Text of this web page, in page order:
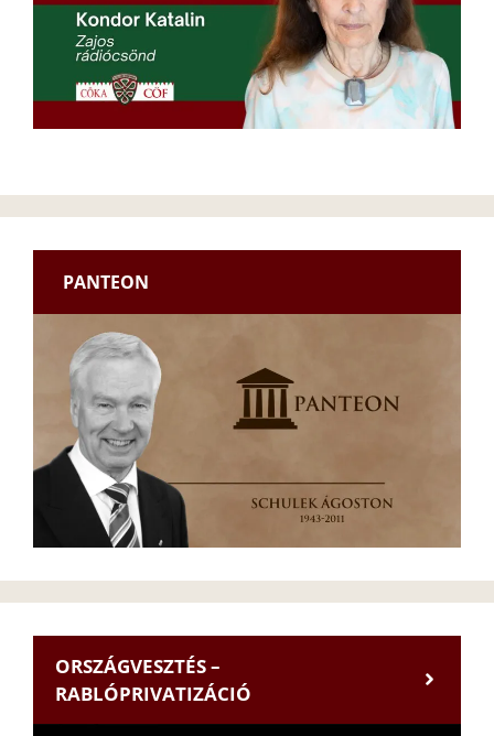
PANTEON
ORSZÁGVESZTÉS –
RABLÓPRIVATIZÁCIÓ